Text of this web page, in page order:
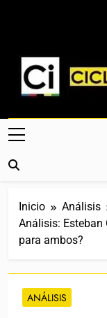
Web Dedicada
Crónicas,
Inicio
Análisis
Análisis: Esteban
para ambos?
ANÁLISIS